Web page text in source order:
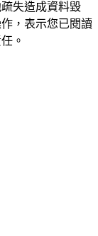
失造成資料毀
，表示您已閱讀
。